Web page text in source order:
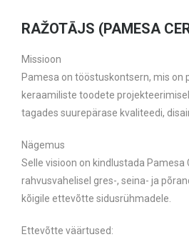
RAŽOTĀJS (PAMESA
Missioon
Pamesa on tööstuskontsern, mis
keraamiliste toodete
tagades suurepärase kvaliteedi,
Nägemus
Selle visioon on kindlustada
rahvusvahelisel gres-, seina- ja
kõigile ettevõtte sidusrühmadele.
Ettevõtte väärtused: